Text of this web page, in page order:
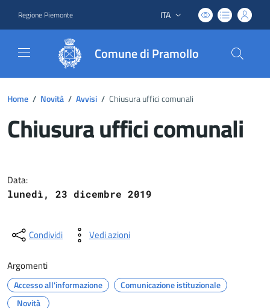
Regione Piemonte Lingua attiva:
ITA
Comune di Pramollo
Home / Novità / Avvisi / Chiusura uffici comunali
Chiusura uffici comunali
Data:
lunedì, 23 dicembre 2019
Condividi Vedi azioni
Argomenti
Accesso all'informazione
Comunicazione istituzionale
Novità